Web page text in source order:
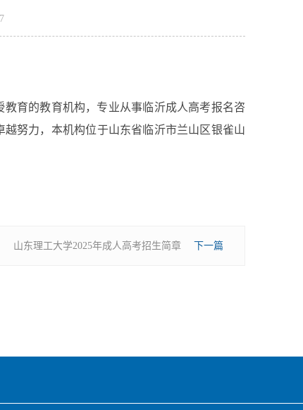
育的教育机构，专业从事临沂成人高考报名咨
努力，本机构位于山东省临沂市兰山区银雀山
山东理工大学2025年成人高考招生简章 下一篇